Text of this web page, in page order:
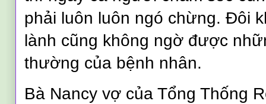
phải luôn luôn ngó chừng. Đôi
lành cũng không ngờ được
thường của bệnh nhân.
Bà Nancy vợ của Tổng Thống